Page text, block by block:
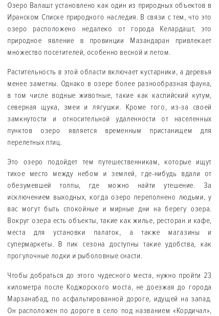
Озеро Валашт установлено как один из природных объектов в
Иранском Списке природного наследия. В связи с тем, что это
озеро расположено недалеко от города Келардашт, это
природное явление в провинции Мазандаран привлекает
множество посетителей, особенно весной и летом.
Растительность в этой области включает кустарники, а деревья
менее заметны. Однако в озере более разнообразная фауна,
в том числе водные животные, такие как каспийский кутум,
северная щука, змеи и лягушки. Кроме того, из-за своей
замкнутости и относительной удаленности от населенных
пунктов озеро является временным пристанищем для
перелетных птиц.
Это озеро подойдет тем путешественникам, которые ищут
тихое место между небом и землей, где-нибудь вдали от
обезумевшей толпы, где можно найти утешение. За
исключением выходных, когда озеро переполнено людьми, у
вас могут быть спокойные и мирные дни на берегу озера.
Вокруг озера есть объекты, такие как жилье, ресторан и кафе,
места для установки палаток, а также магазины и
супермаркеты. В пик сезона доступны такие удобства, как
прогулочные лодки и рыболовные снасти.
Чтобы добраться до этого чудесного места, нужно пройти 23
километра после Коджорского моста, не доезжая до города
Марзанабад, по асфальтированной дороге, идущей на запад.
Он расположен по дороге в село под названием «Кордичал»,